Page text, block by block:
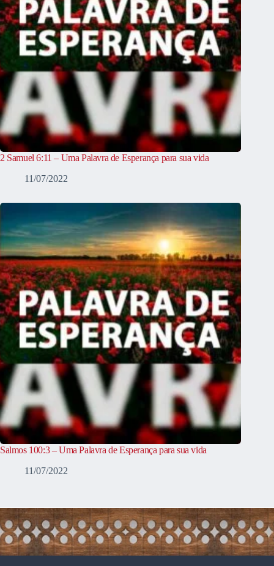
2 Samuel 6:11 – Uma Palavra de Esperança para sua vida
11/07/2022
Salmos 100:3 – Uma Palavra de Esperança para sua vida
11/07/2022